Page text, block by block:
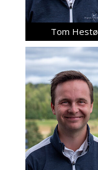
Tom Hestø